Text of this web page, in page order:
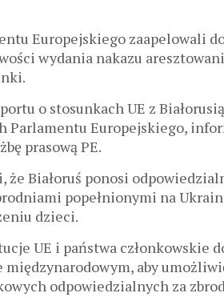
Europejskiego zaapelowali
wydania nakazu
o stosunkach UE z
Parlamentu Europejskiego,
prasową PE.
że Białoruś ponosi
popełnionymi na
dzieci.
UE i państwa członkowskie
międzynarodowym, aby
odpowiedzialnych za